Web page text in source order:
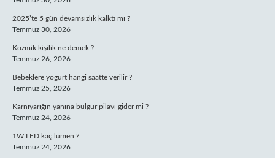
2025’te 5 gün devamsızlık kalktı mı ?
Temmuz 30, 2026
Kozmik kişilik ne demek ?
Temmuz 26, 2026
Bebeklere yoğurt hangi saatte verilir ?
Temmuz 25, 2026
Karnıyarığın yanına bulgur pilavı gider mi ?
Temmuz 24, 2026
1W LED kaç lümen ?
Temmuz 24, 2026